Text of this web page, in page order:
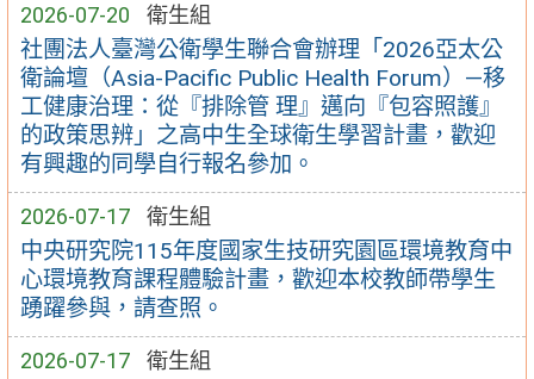
2026-07-20 衛生組
社團法人臺灣公衛學生聯合會辦理「2026亞太公
衛論壇（Asia-Pacific Public Health Forum）—移
工健康治理：從『排除管 理』邁向『包容照護』
的政策思辨」之高中生全球衛生學習計畫，歡迎
有興趣的同學自行報名參加。
2026-07-17 衛生組
中央研究院115年度國家生技研究園區環境教育中
心環境教育課程體驗計畫，歡迎本校教師帶學生
踴躍參與，請查照。
2026-07-17 衛生組